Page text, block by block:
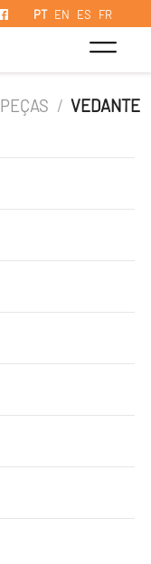
PT EN ES FR
PEÇAS / VEDANTE